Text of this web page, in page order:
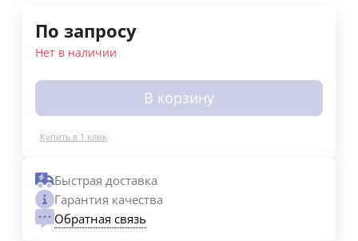
По запросу
Нет в наличии
В корзину
Купить в 1 клик
Быстрая доставка
Гарантия качества
Обратная связь